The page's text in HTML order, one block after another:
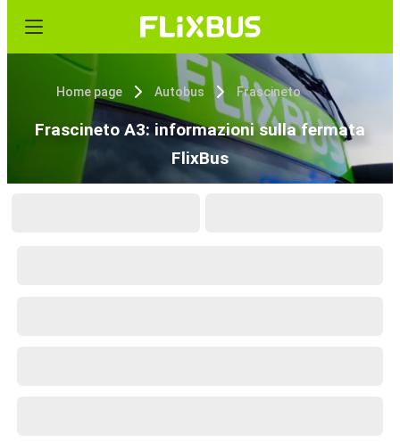
Home page Autobus Frascineto
Frascineto A3: informazioni sulla fermata
FlixBus